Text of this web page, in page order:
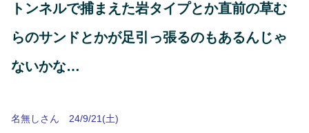
トンネルで捕まえた岩タイプとか直前の草む
らのサンドとかが足引っ張るのもあるんじゃ
ないかな…
名無しさん 24/9/21(土)